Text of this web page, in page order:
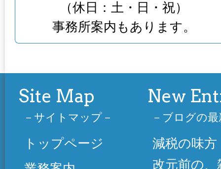
（休日：土・日・祝）
事務所案内もあります。
Site Map
サイトマップ
トップページ
New
ブログの最
減税の味方
改元前の、